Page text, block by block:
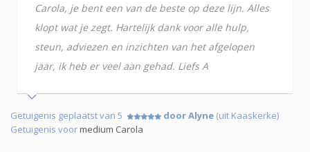
Carola, je bent een van de beste op deze lijn. Alles
klopt wat je zegt. Hartelijk dank voor alle hulp,
steun, adviezen en inzichten van het afgelopen
jaar, ik heb er veel aan gehad. Liefs A
Getuigenis geplaatst van 5 door Alyne (uit Kaaskerke)
Getuigenis voormedium Carola